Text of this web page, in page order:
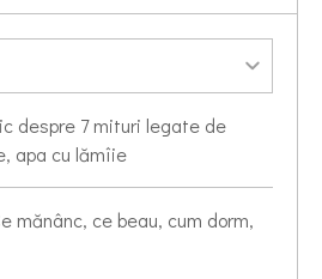
despre 7 mituri legate de
apa cu lămîie
mănânc, ce beau, cum dorm,